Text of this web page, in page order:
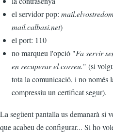
el servidor pop:
mail.calbasi.net)
el port: 110
no marqueu l'opció "Fa servir
en recuperar el correu." (si
tota la comunicació, i no només
compressiu un certificat segur).
La següent pantalla us demanarà si
que acabeu de configurar... Si ho